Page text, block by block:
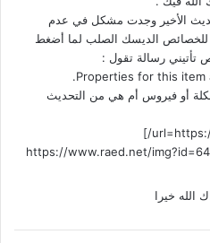
الأخير وجدت مشكل في عدم
الديسك الصلب لما أضغط
تأتيني رسالة تقول :
Properties for this item
أو فيروس أم هي من التحديث
[url=https://www.raed.net/]
[img]https://www.raed.net/
الله خيرا